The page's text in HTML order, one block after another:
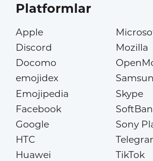
Platformlar
Apple
Discord
Docomo
emojidex
Emojipedia
Facebook
Google
HTC
Huawei
Mozilla
Skype
Sony
TikTok